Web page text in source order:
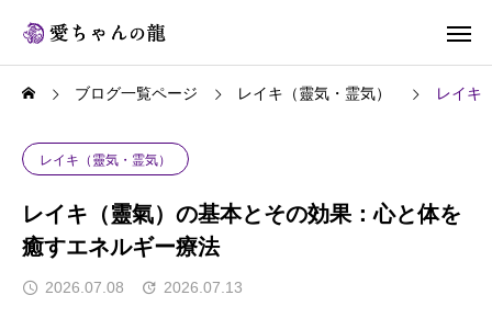
ブログ一覧ページ レイキ（靈気・霊気） レイキ
レイキ（靈気・霊気）
レイキ（靈氣）の基本とその効果：心と体を
癒すエネルギー療法
2026.07.08 2026.07.13